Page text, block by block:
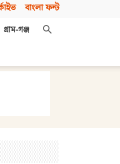
বাংলা ফন্ট
গ্রাম-গঞ্জ